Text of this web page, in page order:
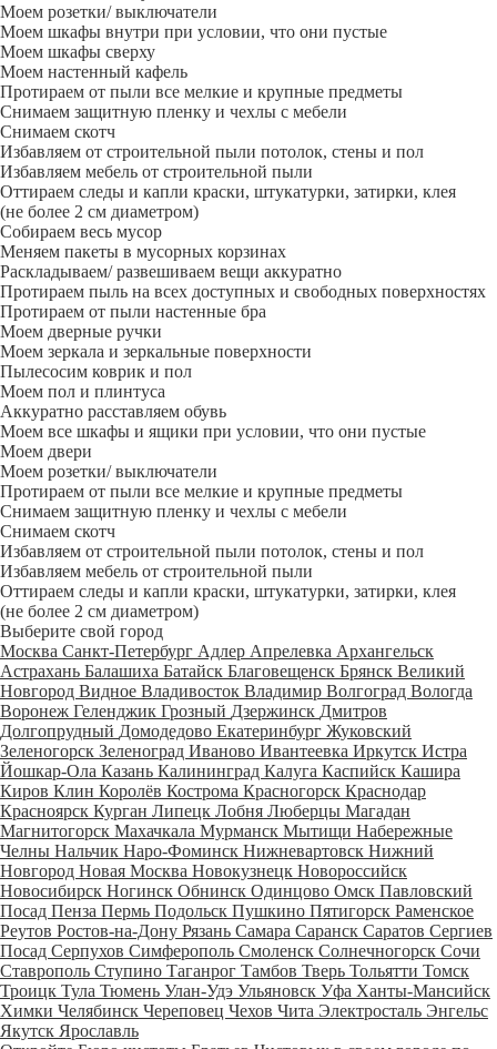
Моем розетки/ выключатели
Моем шкафы внутри при условии, что они пустые
Моем шкафы сверху
Моем настенный кафель
Протираем от пыли все мелкие и крупные предметы
Снимаем защитную пленку и чехлы с мебели
Снимаем скотч
Избавляем от строительной пыли потолок, стены и пол
Избавляем мебель от строительной пыли
Оттираем следы и капли краски, штукатурки, затирки, клея
(не более 2 см диаметром)
Собираем весь мусор
Меняем пакеты в мусорных корзинах
Раскладываем/ развешиваем вещи аккуратно
Протираем пыль на всех доступных и свободных поверхностях
Протираем от пыли настенные бра
Моем дверные ручки
Моем зеркала и зеркальные поверхности
Пылесосим коврик и пол
Моем пол и плинтуса
Аккуратно расставляем обувь
Моем все шкафы и ящики при условии, что они пустые
Моем двери
Моем розетки/ выключатели
Протираем от пыли все мелкие и крупные предметы
Снимаем защитную пленку и чехлы с мебели
Снимаем скотч
Избавляем от строительной пыли потолок, стены и пол
Избавляем мебель от строительной пыли
Оттираем следы и капли краски, штукатурки, затирки, клея
(не более 2 см диаметром)
Выберите свой город
Москва Санкт-Петербург Адлер Апрелевка Архангельск
Астрахань Балашиха Батайск Благовещенск Брянск Великий
Новгород Видное Владивосток Владимир Волгоград Вологда
Воронеж Геленджик Грозный Дзержинск Дмитров
Долгопрудный Домодедово Екатеринбург Жуковский
Зеленогорск Зеленоград Иваново Ивантеевка Иркутск Истра
Йошкар-Ола Казань Калининград Калуга Каспийск Кашира
Киров Клин Королёв Кострома Красногорск Краснодар
Красноярск Курган Липецк Лобня Люберцы Магадан
Магнитогорск Махачкала Мурманск Мытищи Набережные
Челны Нальчик Наро-Фоминск Нижневартовск Нижний
Новгород Новая Москва Новокузнецк Новороссийск
Новосибирск Ногинск Обнинск Одинцово Омск Павловский
Посад Пенза Пермь Подольск Пушкино Пятигорск Раменское
Реутов Ростов-на-Дону Рязань Самара Саранск Саратов Сергиев
Посад Серпухов Симферополь Смоленск Солнечногорск Сочи
Ставрополь Ступино Таганрог Тамбов Тверь Тольятти Томск
Троицк Тула Тюмень Улан-Удэ Ульяновск Уфа Ханты-Мансийск
Химки Челябинск Череповец Чехов Чита Электросталь Энгельс
Якутск Ярославль